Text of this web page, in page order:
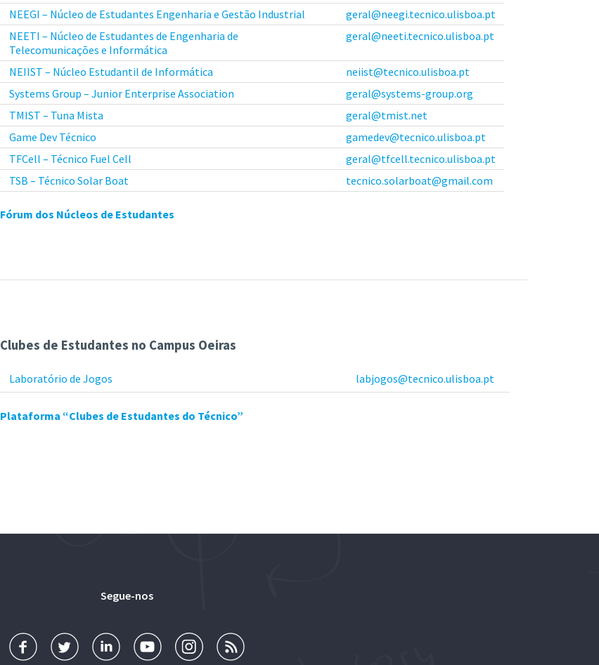
NEEGI – Núcleo de Estudantes Engenharia e Gestão Industrial
geral@neegi.tecnico.ulisboa.pt
NEETI – Núcleo de Estudantes de Engenharia de
Telecomunicações e Informática
geral@neeti.tecnico.ulisboa.pt
NEIIST – Núcleo Estudantil de Informática
neiist@tecnico.ulisboa.pt
Systems Group – Junior Enterprise Association
geral@systems-group.org
TMIST – Tuna Mista
geral@tmist.net
Game Dev Técnico
gamedev@tecnico.ulisboa.pt
TFCell – Técnico Fuel Cell
geral@tfcell.tecnico.ulisboa.pt
TSB – Técnico Solar Boat
tecnico.solarboat@gmail.com
Fórum dos Núcleos de Estudantes
Clubes de Estudantes no Campus Oeiras
Laboratório de Jogos labjogos@tecnico.ulisboa.pt
Plataforma “Clubes de Estudantes do Técnico”
Segue-nos